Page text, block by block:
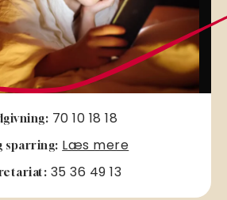
70 10 18 18
sparring: Læs mere
35 36 49 13